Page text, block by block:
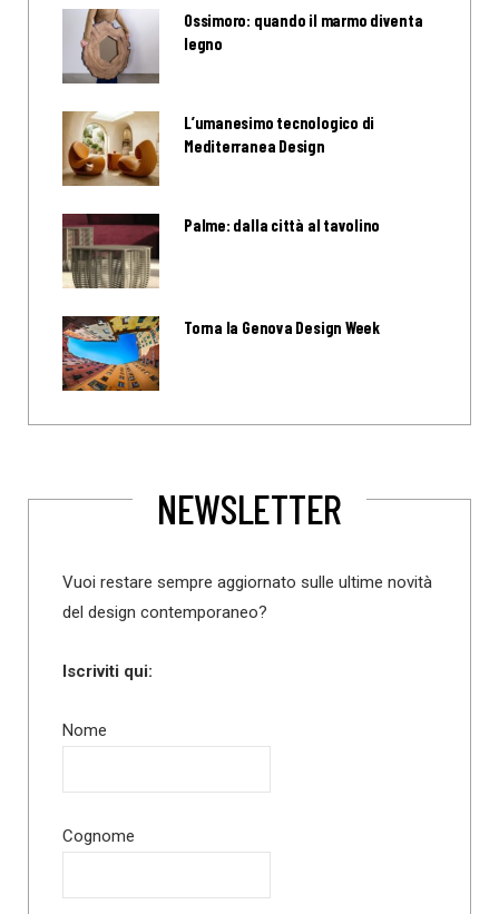
Ossimoro: quando il marmo diventa
legno
L’umanesimo tecnologico di
Mediterranea Design
Palme: dalla città al tavolino
Torna la Genova Design Week
NEWSLETTER
Vuoi restare sempre aggiornato sulle ultime novità
del design contemporaneo?
Iscriviti qui:
Nome
Cognome